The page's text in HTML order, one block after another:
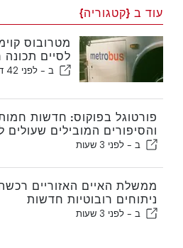
עוד ב {קטגוריה}
מטרובוס
לסיים
ב - לפני 42 דקות
פורטוגל בפוקוס: חדשות
והסיפורים המובילים שעולים
ב - לפני 3 שעות
ממשלת האיים האזוריים
ניתוחים רובוטיות חדשות
ב - לפני 3 שעות